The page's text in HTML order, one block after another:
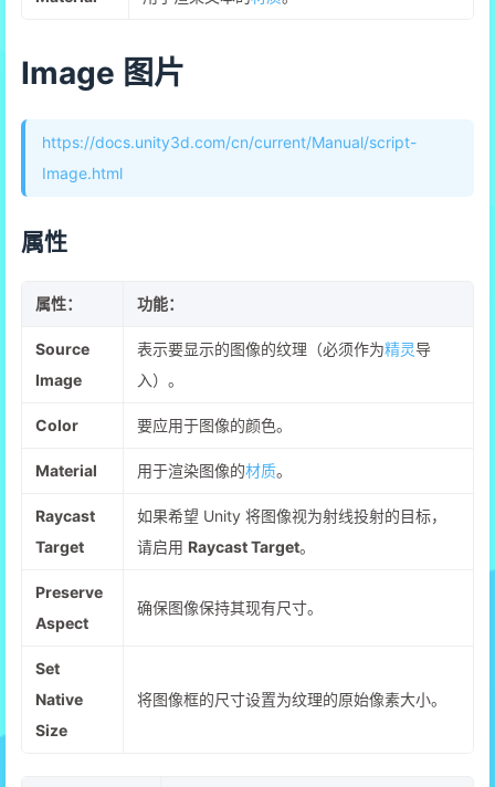
Image 图片
https://docs.unity3d.com/cn/current/Manual/script-
Image.html
属性
属性： 功能：
Source
Image
表示要显示的图像的纹理（必须作为精灵导
入）。
Color 要应用于图像的颜色。
Material 用于渲染图像的材质。
Raycast
Target
如果希望 Unity 将图像视为射线投射的目标，
请启用 Raycast Target。
Preserve
Aspect
确保图像保持其现有尺寸。
Set
Native
Size
将图像框的尺寸设置为纹理的原始像素大小。